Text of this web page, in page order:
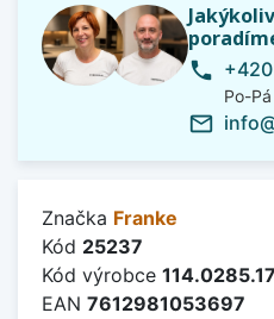
phone
Po-
mail_outline
Značka Franke
Kód 25237
Kód výrobce
EAN 7612981053697